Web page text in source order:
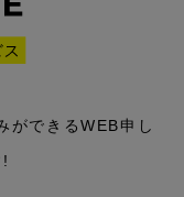
ができるWEB申し